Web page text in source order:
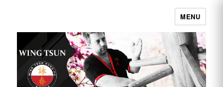
Wing Tsun Kung Fu Warszawa |
Najpełniejszy przekaz w Polsce
MENU